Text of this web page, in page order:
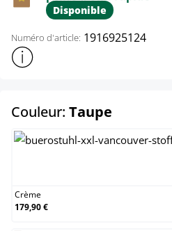
Disponible
Numéro d'article: 1916925124
Afficher plus d'informations sur le
Couleur: Taupe
Crème
179,90 €